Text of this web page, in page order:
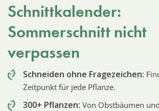
Schnittkalender:
Sommerschnitt nicht
verpassen
Schneiden ohne Fragezeichen:
Zeitpunkt für jede Pflanze.
300+ Pflanzen: Von Obstbäumen